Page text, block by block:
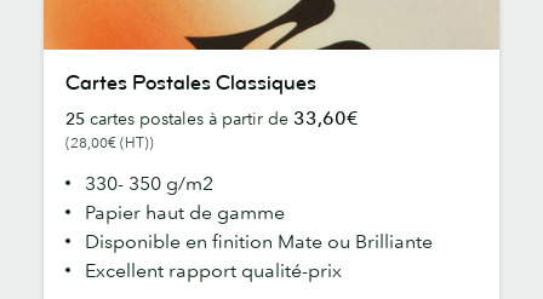
Postales
Classiques
Cartes Postales Classiques
25 cartes postales à partir de 33,60€
(28,00€ (HT))
330- 350 g/m2
Papier haut de gamme
Disponible en finition Mate ou Brilliante
Excellent rapport qualité-prix